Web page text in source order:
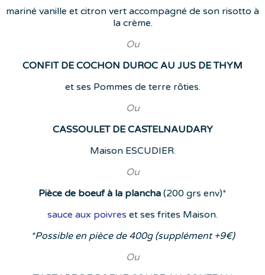
mariné vanille et citron vert accompagné de son risotto à
la crème.
Ou
CONFIT DE COCHON DUROC AU JUS DE THYM
et ses Pommes de terre rôties.
Ou
CASSOULET DE CASTELNAUDARY
Maison ESCUDIER.
Ou
Pièce de boeuf à la plancha (200 grs env)*
sauce aux poivres et ses frites Maison.
*Possible en pièce de 400g (supplément +9€)
Ou